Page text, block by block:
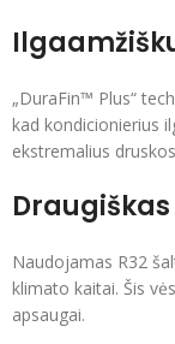
„DuraFin™ Plus“
kad kondicionierius
ekstremalius
Naudojamas R32
klimato kaitai. Šis
apsaugai.